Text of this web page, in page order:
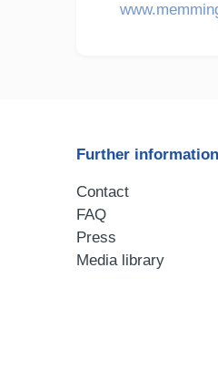
Further information
Contact
FAQ
Press
Media library